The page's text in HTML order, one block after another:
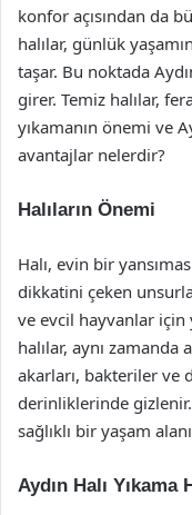
konfor açısından da
halılar, günlük
taşar. Bu noktada
girer. Temiz halılar,
yıkamanın önemi ve
avantajlar nelerdir?
Halıların Önemi
Halı, evin bir
dikkatini çeken
ve evcil hayvanlar için
halılar, aynı
akarları, bakteriler ve
derinliklerinde
sağlıklı bir yaşam
Aydın Halı